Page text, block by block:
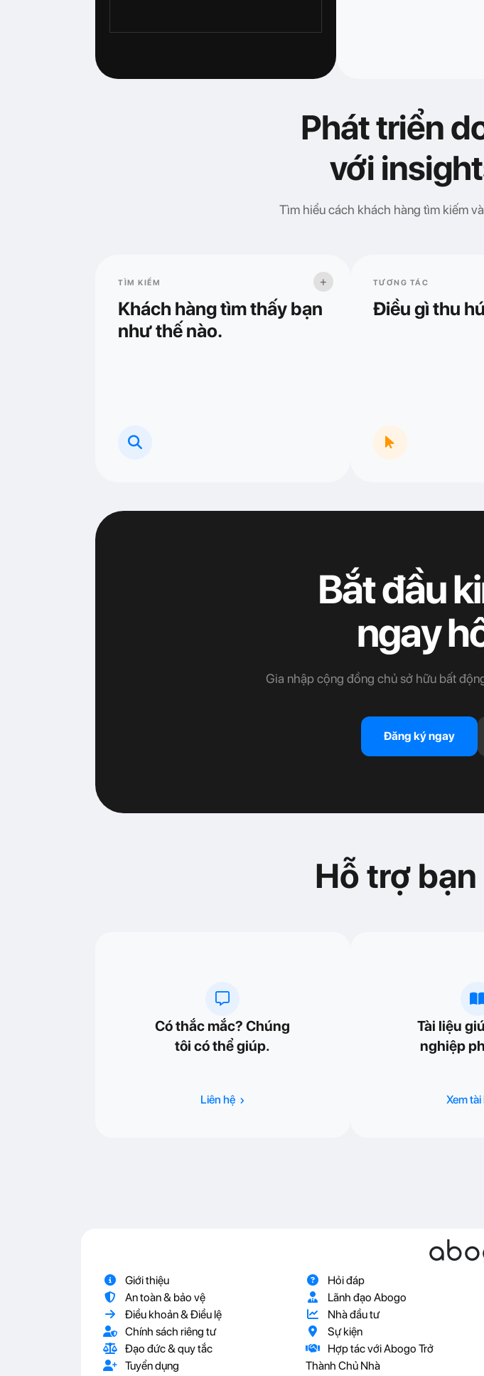
Phát triển
với
Tìm hiểu cách khách hàng tìm kiếm
+
TÌM KIẾM
Khách hàng tìm thấy bạn
như thế nào.
TƯƠNG TÁC
Điều gì thu
Bắt đầu
ngay
Gia nhập cộng đồng chủ sở hữu bất
Đăng ký ngay
Hỗ trợ
Có thắc mắc? Chúng
tôi có thể giúp.
Liên hệ ›
Tài liệu
nghiệp
Xem tài
Giới thiệu
An toàn & bảo vệ
Điều khoản & Điều lệ
Chính sách riêng tư
Đạo đức & quy tắc
Tuyển dụng
Hỏi đáp
Lãnh đạo Abogo
Nhà đầu tư
Sự kiện
Hợp tác với Abogo Trở
Thành Chủ Nhà